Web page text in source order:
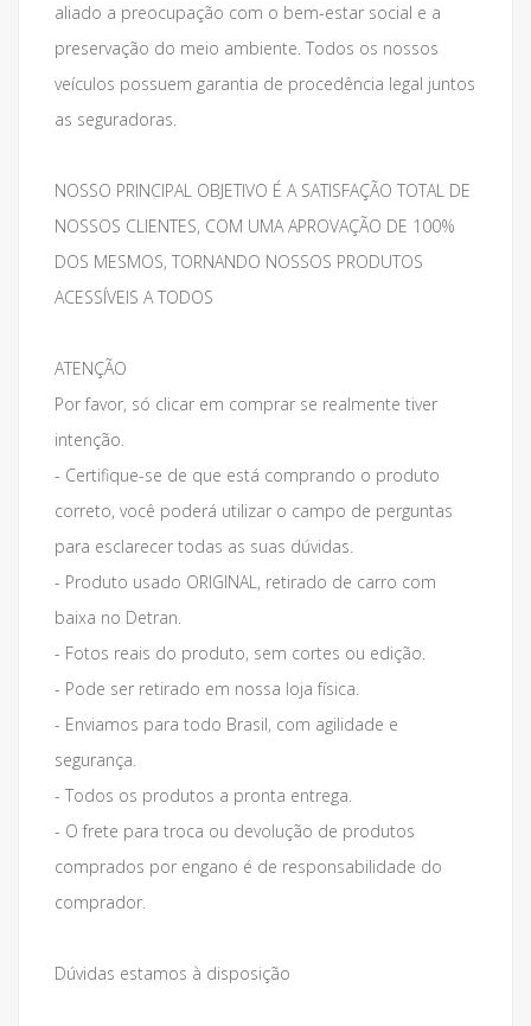
aliado a preocupação com o bem-estar social e a
preservação do meio ambiente. Todos os nossos
veículos possuem garantia de procedência legal juntos
as seguradoras.
NOSSO PRINCIPAL OBJETIVO É A SATISFAÇÃO TOTAL DE
NOSSOS CLIENTES, COM UMA APROVAÇÃO DE 100%
DOS MESMOS, TORNANDO NOSSOS PRODUTOS
ACESSÍVEIS A TODOS
ATENÇÃO
Por favor, só clicar em comprar se realmente tiver
intenção.
- Certifique-se de que está comprando o produto
correto, você poderá utilizar o campo de perguntas
para esclarecer todas as suas dúvidas.
- Produto usado ORIGINAL, retirado de carro com
baixa no Detran.
- Fotos reais do produto, sem cortes ou edição.
- Pode ser retirado em nossa loja física.
- Enviamos para todo Brasil, com agilidade e
segurança.
- Todos os produtos a pronta entrega.
- O frete para troca ou devolução de produtos
comprados por engano é de responsabilidade do
comprador.
Dúvidas estamos à disposição